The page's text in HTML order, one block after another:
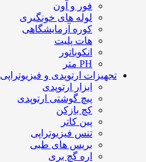
فور و آون
لوله های خونگیری
کوره آزمایشگاهی
هات پلیت
انکوباتور
PH متر
تجهیزات ارتوپدی و فیزیوتراپی
ابزار ارتوپدی
پیچ گوشتی ارتوپدی
کچ بازکن
پین کاتر
تنس فیزیوتراپی
بریس های طبی
اره گچ بری